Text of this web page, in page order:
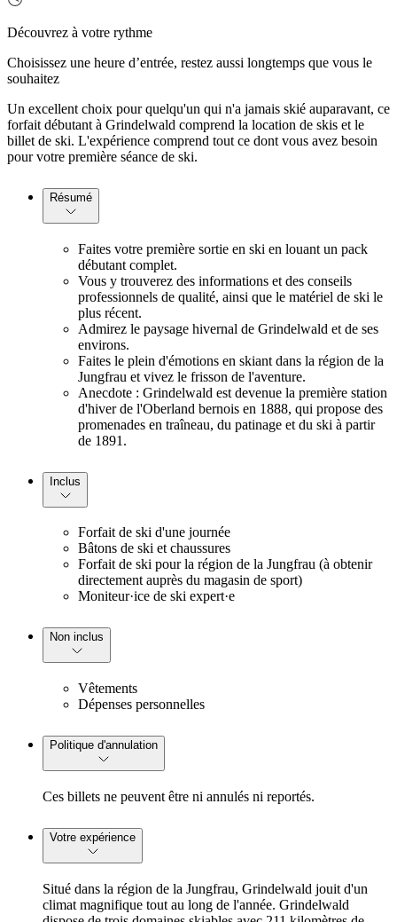
Découvrez à votre rythme
Choisissez une heure d’entrée, restez aussi longtemps que vous le
souhaitez
Un excellent choix pour quelqu'un qui n'a jamais skié auparavant, ce
forfait débutant à Grindelwald comprend la location de skis et le
billet de ski. L'expérience comprend tout ce dont vous avez besoin
pour votre première séance de ski.
Résumé
Faites votre première sortie en ski en louant un pack
débutant complet.
Vous y trouverez des informations et des conseils
professionnels de qualité, ainsi que le matériel de ski le
plus récent.
Admirez le paysage hivernal de Grindelwald et de ses
environs.
Faites le plein d'émotions en skiant dans la région de la
Jungfrau et vivez le frisson de l'aventure.
Anecdote : Grindelwald est devenue la première station
d'hiver de l'Oberland bernois en 1888, qui propose des
promenades en traîneau, du patinage et du ski à partir
de 1891.
Inclus
Forfait de ski d'une journée
Bâtons de ski et chaussures
Forfait de ski pour la région de la Jungfrau (à obtenir
directement auprès du magasin de sport)
Moniteur·ice de ski expert·e
Non inclus
Vêtements
Dépenses personnelles
Politique d'annulation
Ces billets ne peuvent être ni annulés ni reportés.
Votre expérience
Situé dans la région de la Jungfrau, Grindelwald jouit d'un
climat magnifique tout au long de l'année. Grindelwald